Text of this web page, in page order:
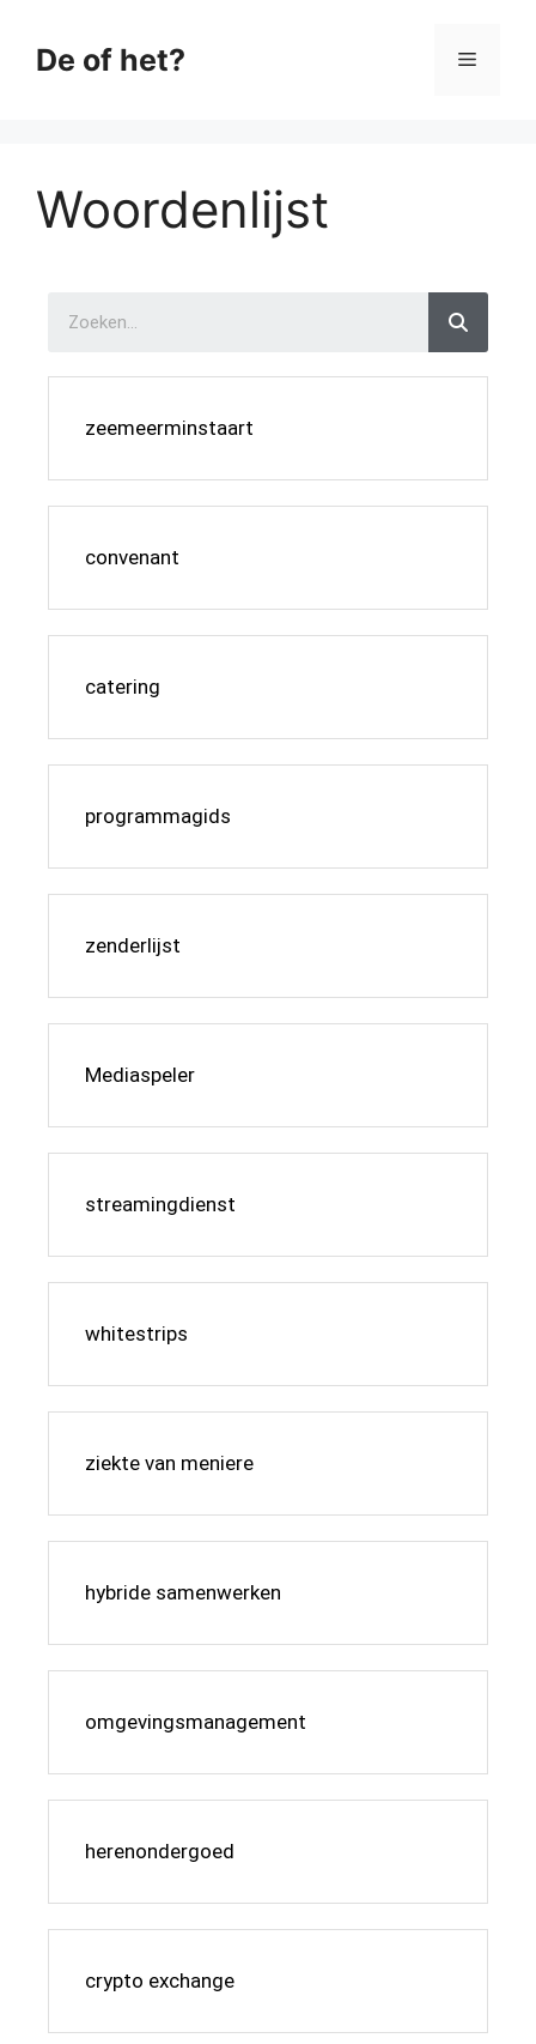
De of het?
Woordenlijst
zeemeerminstaart
convenant
catering
programmagids
zenderlijst
Mediaspeler
streamingdienst
whitestrips
ziekte van meniere
hybride samenwerken
omgevingsmanagement
herenondergoed
crypto exchange